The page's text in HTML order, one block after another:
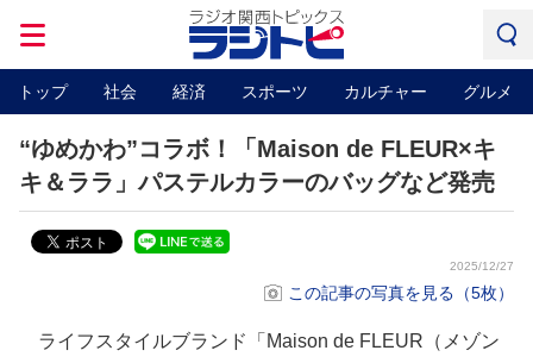
トップ 社会 経済 スポーツ カルチャー グルメ
“ゆめかわ”コラボ！「Maison de FLEUR×キ
キ＆ララ」パステルカラーのバッグなど発売
2025/12/27
この記事の写真を見る（5枚）
ライフスタイルブランド「Maison de FLEUR（メゾン